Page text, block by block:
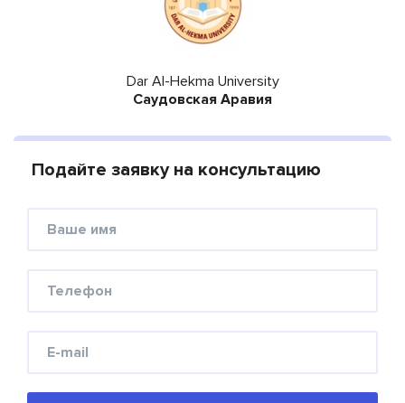
Dar Al-Hekma University
Cаудовская Аравия
Подайте заявку на консультацию